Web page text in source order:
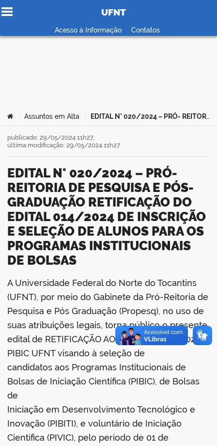
Ir para o conteúdo
UFNT
Acesso à Informação Contatos
Você está aqui:
Assuntos em Alta EDITAL N° 020/2024 – PRÓ- REITORIA DE PESQUISA E PÓS-GRADUAÇÃO RETIFICAÇÃO DO EDITAL 014/2024 DE INSCRIÇÃO E SELEÇÃO DE ALUNOS PARA OS PROGRAMAS INSTITUCIONAIS DE BOLSAS
EDITAL N° 020/2024 – PRÓ-
REITORIA DE PESQUISA E PÓS-
GRADUAÇÃO RETIFICAÇÃO DO
EDITAL 014/2024 DE INSCRIÇÃO
E SELEÇÃO DE ALUNOS PARA OS
PROGRAMAS INSTITUCIONAIS
DE BOLSAS
publicado: 29/05/2024 11h27,
última modificação: 29/05/2024 11h27
A Universidade Federal do Norte do Tocantins
(UFNT), por meio do Gabinete da Pró-Reitoria de
Pesquisa e Pós Graduação (Propesq), no uso de
suas atribuições legais, torna público o presente
edital de RETIFICAÇÃO AO EDITAL N° 014/2024
PIBIC UFNT visando à seleção de
candidatos aos Programas Institucionais de
Bolsas de Iniciação Científica (PIBIC), de Bolsas
de
Iniciação em Desenvolvimento Tecnológico e
Inovação (PIBITI), e voluntário de Iniciação
Científica (PIVIC), pelo período de 01 de